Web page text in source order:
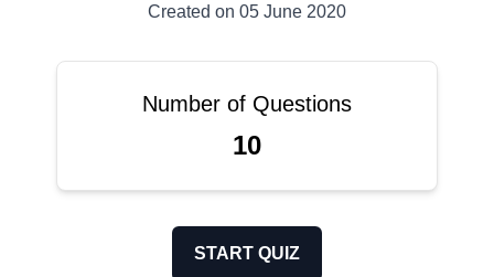
Created on 05 June 2020
Number of Questions
10
START QUIZ